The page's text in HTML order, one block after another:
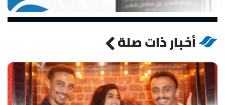
أخبار ذات صلة